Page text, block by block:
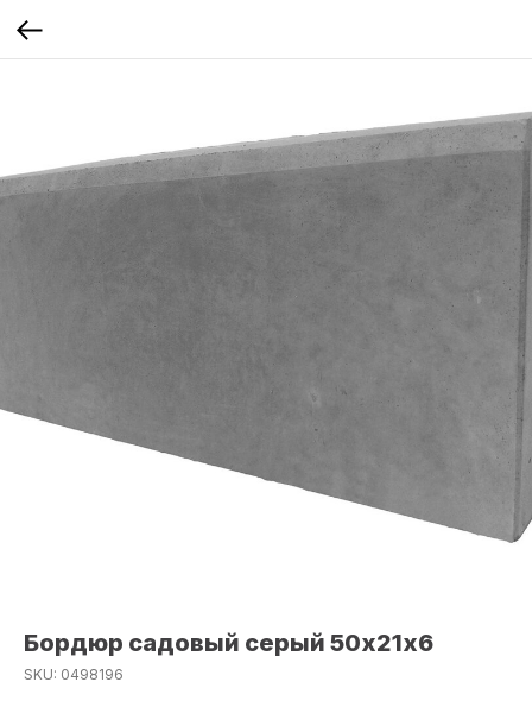
Бордюр садовый серый 50х21х6
SKU: 0498196